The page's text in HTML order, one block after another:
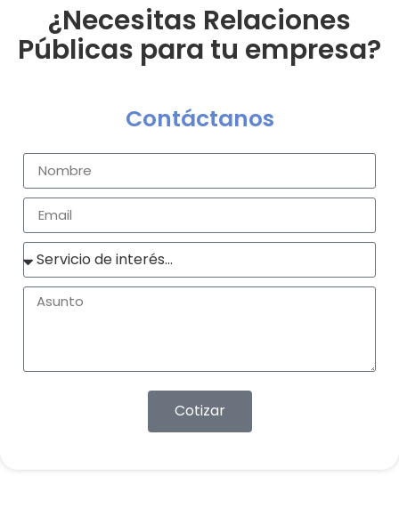
¿Necesitas Relaciones
Públicas para tu empresa?
Contáctanos
Cotizar